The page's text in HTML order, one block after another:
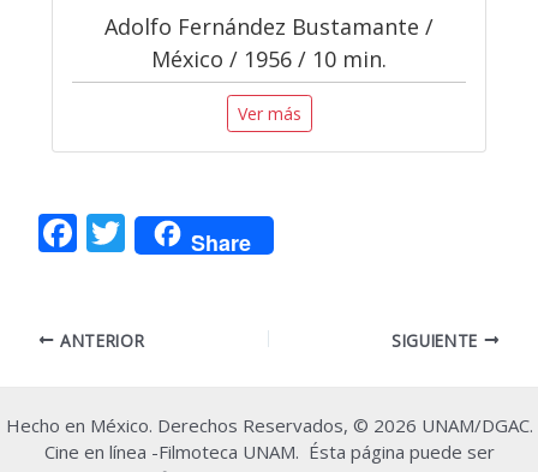
Adolfo Fernández Bustamante /
México / 1956 / 10 min.
Ver más
F
b
o
T
w
er
Share
Navegación
ANTERIOR SIGUIENTE
Hecho en México. Derechos Reservados, © 2026 UNAM/DGAC.
Cine en línea -Filmoteca UNAM. Ésta página puede ser